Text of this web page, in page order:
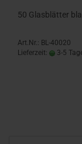
50 Glasblätter
Art.Nr.: BL-40020
Lieferzeit:
3-5